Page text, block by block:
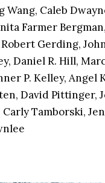
Wang, Caleb
Farmer
Gerding,
Daniel R. Hill,
P. Kelley, Angel
David Pittinger,
Carly Tamborski,